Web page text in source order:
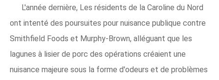
L'année dernière, Les résidents de la Caroline du Nord
ont intenté des poursuites pour nuisance publique contre
Smithfield Foods et Murphy-Brown, alléguant que les
lagunes à lisier de porc des opérations créaient une
nuisance majeure sous la forme d'odeurs et de problèmes